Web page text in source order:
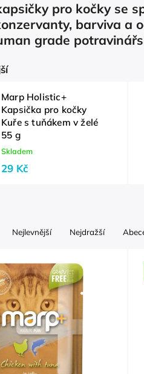
pro kočky se
barviva a
grade
Marp Holistic+
Kapsička pro kočky
Kuře s tuňákem v želé
55 g
Skladem
29 Kč
Nejlevnější Nejdražší